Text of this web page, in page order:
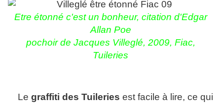
Etre étonné c'est un bonheur, citation d'Edgar
Allan Poe
pochoir de Jacques Villeglé, 2009, Fiac,
Tuileries
Le graffiti des Tuileries est facile à lire, ce qui